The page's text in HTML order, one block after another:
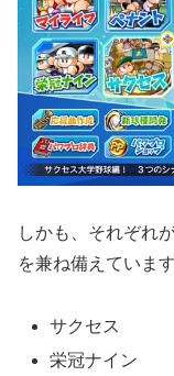
しかも、それぞれ
を兼ね備えています
サクセス
栄冠ナイン